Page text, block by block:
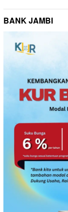
BANK JAMBI